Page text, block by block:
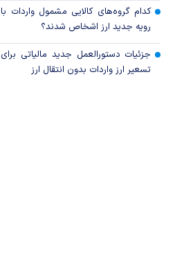
کدام گروه‌های کالایی مشمول واردات با
رویه جدید ارز اشخاص شدند؟
جزئیات دستورالعمل جدید مالیاتی برای
تسعیر ارز واردات بدون انتقال ارز